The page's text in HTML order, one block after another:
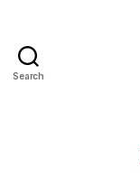
Search